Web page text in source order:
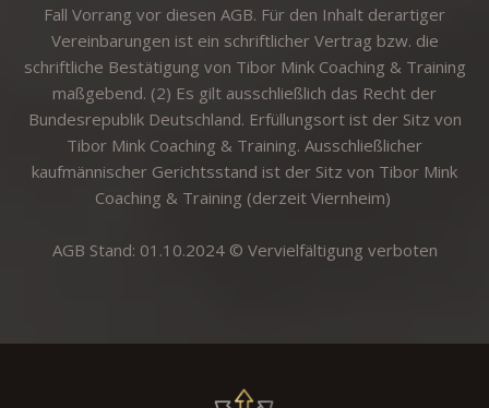
Fall Vorrang vor diesen AGB. Für den Inhalt derartiger
Vereinbarungen ist ein schriftlicher Vertrag bzw. die
schriftliche Bestätigung von Tibor Mink Coaching & Training
maßgebend. (2) Es gilt ausschließlich das Recht der
Bundesrepublik Deutschland. Erfüllungsort ist der Sitz von
Tibor Mink Coaching & Training. Ausschließlicher
kaufmännischer Gerichtsstand ist der Sitz von Tibor Mink
Coaching & Training (derzeit Viernheim)
AGB Stand: 01.10.2024 © Vervielfältigung verboten